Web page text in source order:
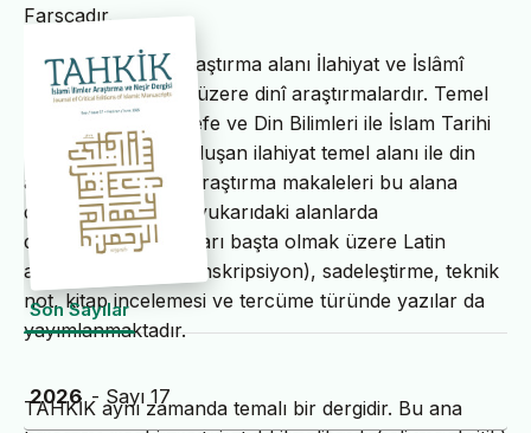
Farsçadır.
TAHKİK’in temel araştırma alanı İlahiyat ve İslâmî
ilimler başta olmak üzere dinî araştırmalardır. Temel
İslam Bilimleri, Felsefe ve Din Bilimleri ile İslam Tarihi
ve Sanatları’ndan oluşan ilahiyat temel alanı ile din
alanındaki bilimsel araştırma makaleleri bu alana
dâhildir. TAHKİK’te yukarıdaki alanlarda
değerlendirme yazıları başta olmak üzere Latin
alfabesine nakil (transkripsiyon), sadeleştirme, teknik
not, kitap incelemesi ve tercüme türünde yazılar da
yayımlanmaktadır.
TAHKİK aynı zamanda temalı bir dergidir. Bu ana
Son Sayılar
2026 - Sayı 17